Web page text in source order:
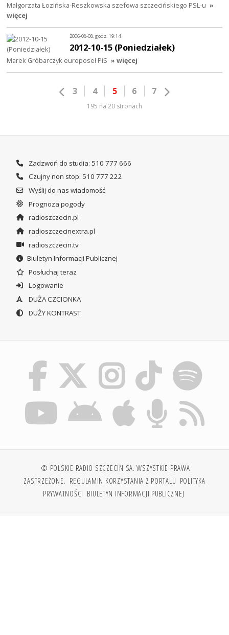
Małgorzata Łozińska-Reszkowska szefowa szczecińskiego PSL-u »
więcej
2006-08-08, godz. 19:14
2012-10-15 (Poniedziałek)
Marek Gróbarczyk europoseł PiS » więcej
3 4 5 6 7
195 na 20 stronach
Zadzwoń do studia: 510 777 666
Czujny non stop: 510 777 222
Wyślij do nas wiadomość
Prognoza pogody
radioszczecin.pl
radioszczecinextra.pl
radioszczecin.tv
Biuletyn Informacji Publicznej
Posłuchaj teraz
Logowanie
DUŻA CZCIONKA
DUŻY KONTRAST
© POLSKIE RADIO SZCZECIN SA. WSZYSTKIE PRAWA
ZASTRZEŻONE. REGULAMIN KORZYSTANIA Z PORTALU POLITYKA
PRYWATNOŚCI BIULETYN INFORMACJI PUBLICZNEJ